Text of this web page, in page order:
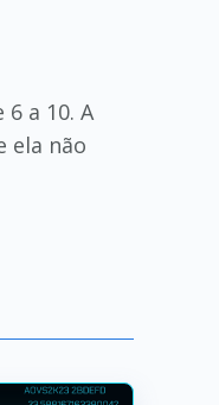
a 10. A
ela não